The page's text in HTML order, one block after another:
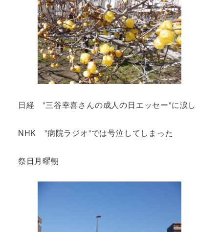
日経 ”三谷幸喜さんの成人の日エッセー”に涙し
NHK ”病院ラジオ”では号泣してしまった
祭日月曜朝